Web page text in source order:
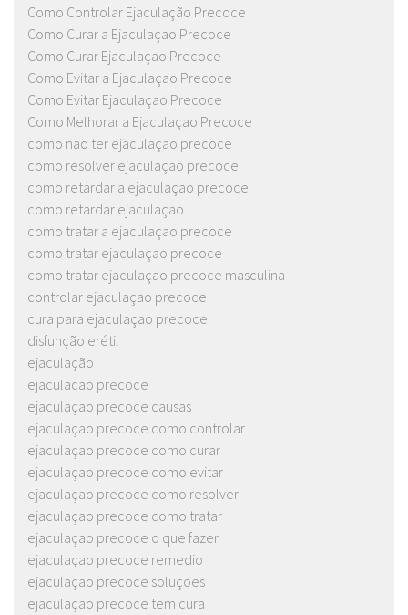
Como Controlar Ejaculação Precoce
Como Curar a Ejaculaçao Precoce
Como Curar Ejaculaçao Precoce
Como Evitar a Ejaculaçao Precoce
Como Evitar Ejaculaçao Precoce
Como Melhorar a Ejaculaçao Precoce
como nao ter ejaculaçao precoce
como resolver ejaculaçao precoce
como retardar a ejaculaçao precoce
como retardar ejaculaçao
como tratar a ejaculaçao precoce
como tratar ejaculaçao precoce
como tratar ejaculaçao precoce masculina
controlar ejaculaçao precoce
cura para ejaculaçao precoce
disfunção erétil
ejaculação
ejaculacao precoce
ejaculaçao precoce causas
ejaculaçao precoce como controlar
ejaculaçao precoce como curar
ejaculaçao precoce como evitar
ejaculaçao precoce como resolver
ejaculaçao precoce como tratar
ejaculaçao precoce o que fazer
ejaculaçao precoce remedio
ejaculaçao precoce soluçoes
ejaculaçao precoce tem cura